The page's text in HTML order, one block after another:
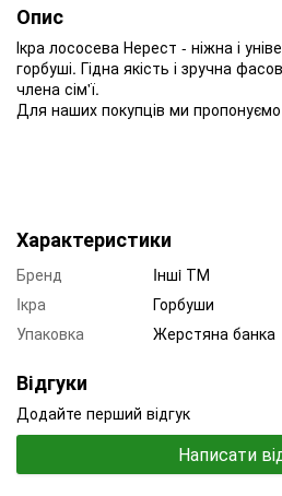
Опис
Ікра лососева Нерест - ніжна і
горбуші. Гідна якість і зручна
члена сім'ї.
Для наших покупців ми пропонуємо
Характеристики
Бренд
Iншi ТМ
Iкра
Горбуши
Упаковка
Жерстяна банка
Відгуки
Додайте перший відгук
Написати